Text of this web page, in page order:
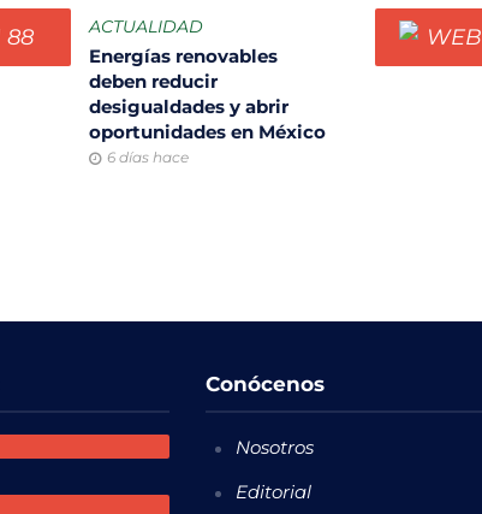
ACTUALIDAD
Energías renovables
deben reducir
desigualdades y abrir
oportunidades en México
6 días hace
Conócenos
Nosotros
Editorial